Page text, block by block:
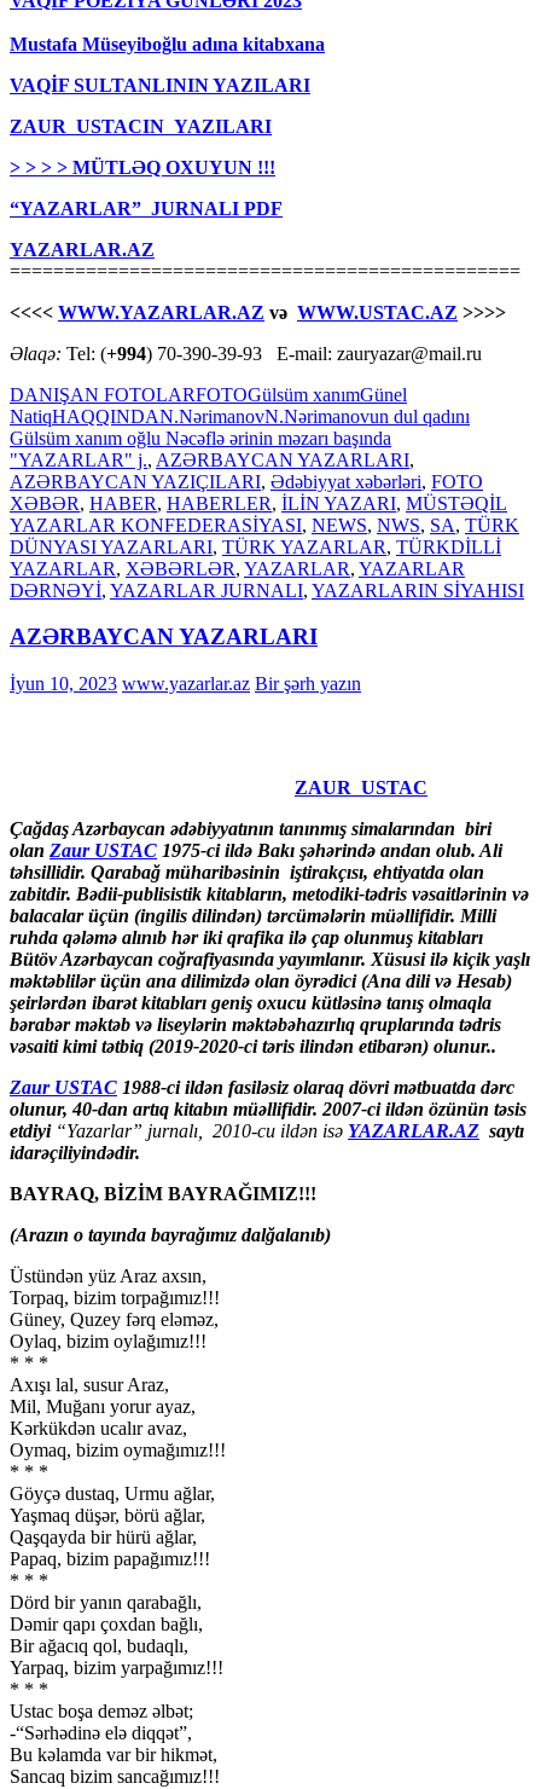
Mustafa Müseyiboğlu adına kitabxana
VAQİF SULTANLININ YAZILARI
ZAUR USTACIN YAZILARI
> > > > MÜTLƏQ OXUYUN !!!
“YAZARLAR” JURNALI PDF
YAZARLAR.AZ
===============================================
<<<< WWW.YAZARLAR.AZ və WWW.USTAC.AZ >>>>
Əlaqə: Tel: (+994) 70-390-39-93 E-mail: zauryazar@mail.ru
DANIŞAN FOTOLARFOTOGülsüm xanımGünel
NatiqHAQQINDAN.NərimanovN.Nərimanovun dul qadını
Gülsüm xanım oğlu Nəcəflə ərinin məzarı başında
"YAZARLAR" j., AZƏRBAYCAN YAZARLARI,
AZƏRBAYCAN YAZIÇILARI, Ədəbiyyat xəbərləri, FOTO
XƏBƏR, HABER, HABERLER, İLİN YAZARI, MÜSTƏQİL
YAZARLAR KONFEDERASİYASI, NEWS, NWS, SA, TÜRK
DÜNYASI YAZARLARI, TÜRK YAZARLAR, TÜRKDİLLİ
YAZARLAR, XƏBƏRLƏR, YAZARLAR, YAZARLAR
DƏRNƏYİ, YAZARLAR JURNALI, YAZARLARIN SİYAHISI
AZƏRBAYCAN YAZARLARI
İyun 10, 2023 www.yazarlar.az Bir şərh yazın
ZAUR USTAC
Çağdaş Azərbaycan ədəbiyyatının tanınmış simalarından biri
olan Zaur USTAC 1975-ci ildə Bakı şəhərində andan olub. Ali
təhsillidir. Qarabağ müharibəsinin iştirakçısı, ehtiyatda olan
zabitdir. Bədii-publisistik kitabların, metodiki-tədris vəsaitlərinin və
balacalar üçün (ingilis dilindən) tərcümələrin müəllifidir. Milli
ruhda qələmə alınıb hər iki qrafika ilə çap olunmuş kitabları
Bütöv Azərbaycan coğrafiyasında yayımlanır. Xüsusi ilə kiçik yaşlı
məktəblilər üçün ana dilimizdə olan öyrədici (Ana dili və Hesab)
şeirlərdən ibarət kitabları geniş oxucu kütləsinə tanış olmaqla
bərabər məktəb və liseylərin məktəbəhazırlıq qruplarında tədris
vəsaiti kimi tətbiq (2019-2020-ci təris ilindən etibarən) olunur..
Zaur USTAC 1988-ci ildən fasiləsiz olaraq dövri mətbuatda dərc
olunur, 40-dan artıq kitabın müəllifidir. 2007-ci ildən özünün təsis
etdiyi “Yazarlar” jurnalı, 2010-cu ildən isə YAZARLAR.AZ saytı
idarəçiliyindədir.
BAYRAQ, BİZİM BAYRAĞIMIZ!!!
(Arazın o tayında bayrağımız dalğalanıb)
Üstündən yüz Araz axsın,
Torpaq, bizim torpağımız!!!
Güney, Quzey fərq eləməz,
Oylaq, bizim oylağımız!!!
* * *
Axışı lal, susur Araz,
Mil, Muğanı yorur ayaz,
Kərkükdən ucalır avaz,
Oymaq, bizim oymağımız!!!
* * *
Göyçə dustaq, Urmu ağlar,
Yaşmaq düşər, börü ağlar,
Qaşqayda bir hürü ağlar,
Papaq, bizim papağımız!!!
* * *
Dörd bir yanın qarabağlı,
Dəmir qapı çoxdan bağlı,
Bir ağacıq qol, budaqlı,
Yarpaq, bizim yarpağımız!!!
* * *
Ustac boşa deməz əlbət;
-“Sərhədinə elə diqqət”,
Bu kəlamda var bir hikmət,
Sancaq bizim sancağımız!!!